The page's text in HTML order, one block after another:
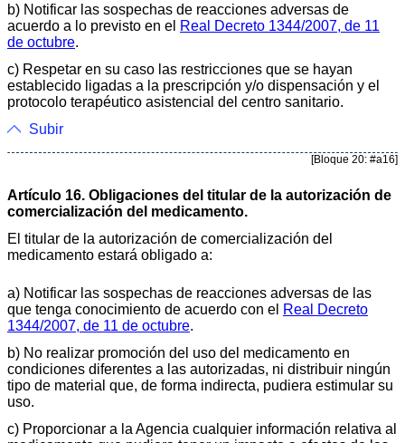
b) Notificar las sospechas de reacciones adversas de
acuerdo a lo previsto en el Real Decreto 1344/2007, de 11
de octubre.
c) Respetar en su caso las restricciones que se hayan
establecido ligadas a la prescripción y/o dispensación y el
protocolo terapéutico asistencial del centro sanitario.
Subir
[Bloque 20: #a16]
Artículo 16. Obligaciones del titular de la autorización de
comercialización del medicamento.
El titular de la autorización de comercialización del
medicamento estará obligado a:
a) Notificar las sospechas de reacciones adversas de las
que tenga conocimiento de acuerdo con el Real Decreto
1344/2007, de 11 de octubre.
b) No realizar promoción del uso del medicamento en
condiciones diferentes a las autorizadas, ni distribuir ningún
tipo de material que, de forma indirecta, pudiera estimular su
uso.
c) Proporcionar a la Agencia cualquier información relativa al